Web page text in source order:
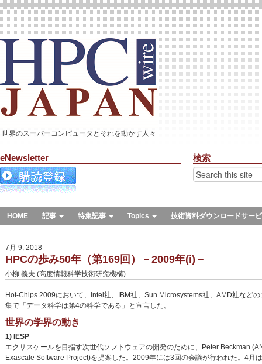
世界のスーパーコンピュータとそれを動かす人々
eNewsletter 検索
HOME 記事 特集記事 Topics 技術資料ダウンロードサー
7月 9, 2018
HPCの歩み50年（第169回）－2009年(i)－
小柳 義夫 (高度情報科学技術研究機構)
Hot-Chips 2009において、Intel社、IBM社、Sun Microsystems社、AMD社など
集で「データ科学は第4の科学である」と宣言した。
世界の学界の動き
1) IESP
エクサスケールを目指す次世代ソフトウェアの開発のために、Peter Beckman
Exascale Software Project)を提案した。2009年には3回の会議が行われた。4